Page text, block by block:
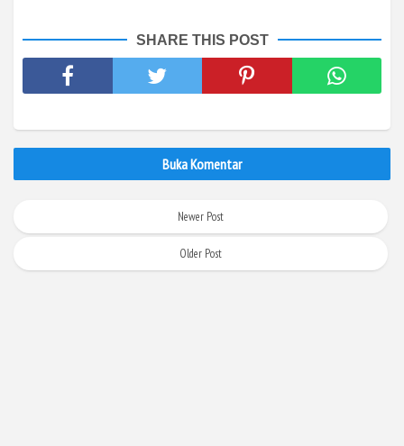
SHARE THIS POST
Buka Komentar
Newer Post
Older Post